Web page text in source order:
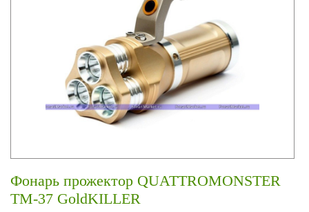
Фонарь прожектор QUATTROMONSTER
TM-37 GoldKILLER